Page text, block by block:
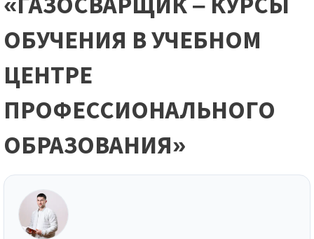
ОБУЧЕНИЯ В УЧЕБНОМ
ЦЕНТРЕ
ПРОФЕССИОНАЛЬНОГО
ОБРАЗОВАНИЯ»